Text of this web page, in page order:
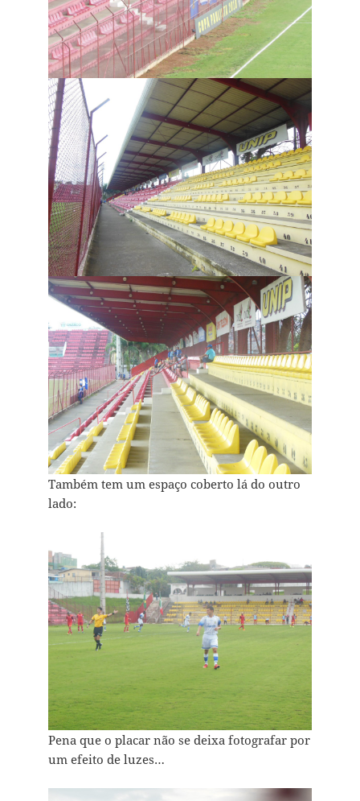
Também tem um espaço coberto lá do outro
lado:
Pena que o placar não se deixa fotografar por
um efeito de luzes…